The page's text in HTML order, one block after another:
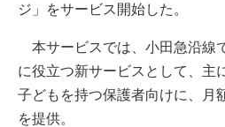
ジ」をサービス開始した。
本サービスでは、小田急沿線
に役立つ新サービスとして、主
子どもを持つ保護者向けに、月
を提供。